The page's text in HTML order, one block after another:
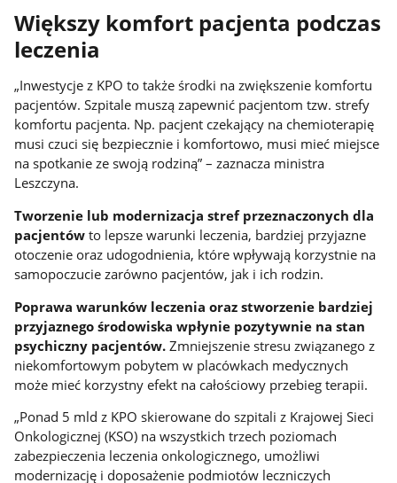
Większy komfort pacjenta podczas
leczenia
„Inwestycje z KPO to także środki na zwiększenie komfortu
pacjentów. Szpitale muszą zapewnić pacjentom tzw. strefy
komfortu pacjenta. Np. pacjent czekający na chemioterapię
musi czuci się bezpiecznie i komfortowo, musi mieć miejsce
na spotkanie ze swoją rodziną” – zaznacza ministra
Leszczyna.
Tworzenie lub modernizacja stref przeznaczonych dla
pacjentów to lepsze warunki leczenia, bardziej przyjazne
otoczenie oraz udogodnienia, które wpływają korzystnie na
samopoczucie zarówno pacjentów, jak i ich rodzin.
Poprawa warunków leczenia oraz stworzenie bardziej
przyjaznego środowiska wpłynie pozytywnie na stan
psychiczny pacjentów. Zmniejszenie stresu związanego z
niekomfortowym pobytem w placówkach medycznych
może mieć korzystny efekt na całościowy przebieg terapii.
„Ponad 5 mld z KPO skierowane do szpitali z Krajowej Sieci
Onkologicznej (KSO) na wszystkich trzech poziomach
zabezpieczenia leczenia onkologicznego, umożliwi
modernizację i doposażenie podmiotów leczniczych